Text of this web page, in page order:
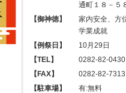
通町１８－５
【御神徳】
家内安全、方
学業成就
【例祭日】
10月29日
【TEL】
0282-82-0430
【FAX】
0282-82-7313
【駐車場】
有:無料